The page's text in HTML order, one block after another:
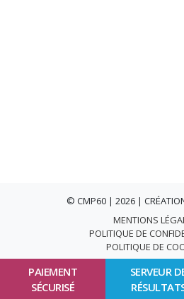
PAIEMENT
SÉCURISÉ
SERVEUR
© CMP60 | 2026 |
MENTIONS
POLITIQUE DE
POLITIQUE DE